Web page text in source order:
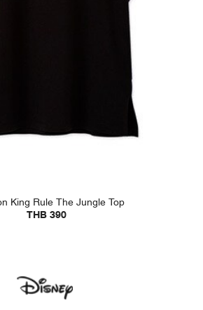
King Rule The Jungle Top
THB 390